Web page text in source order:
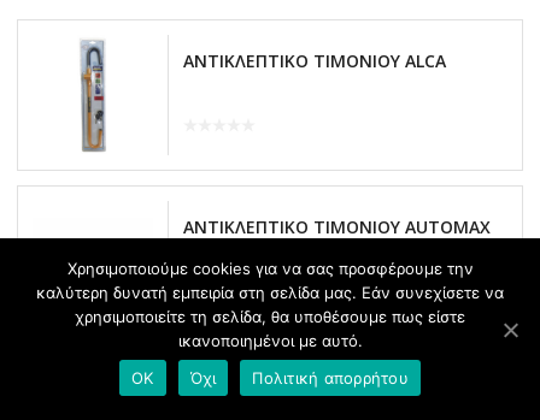
ΑΝΤΙΚΛΕΠΤΙΚΟ ΤΙΜΟΝΙΟΥ ALCA
ΑΝΤΙΚΛΕΠΤΙΚΟ ΤΙΜΟΝΙΟΥ AUTOMAX
Χρησιμοποιούμε cookies για να σας προσφέρουμε την
καλύτερη δυνατή εμπειρία στη σελίδα μας. Εάν συνεχίσετε να
χρησιμοποιείτε τη σελίδα, θα υποθέσουμε πως είστε
ικανοποιημένοι με αυτό.
OK
Όχι Πολιτική απορρήτου